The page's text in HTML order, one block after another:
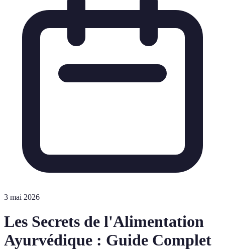
3 mai 2026
Les Secrets de l'Alimentation
Ayurvédique : Guide Complet